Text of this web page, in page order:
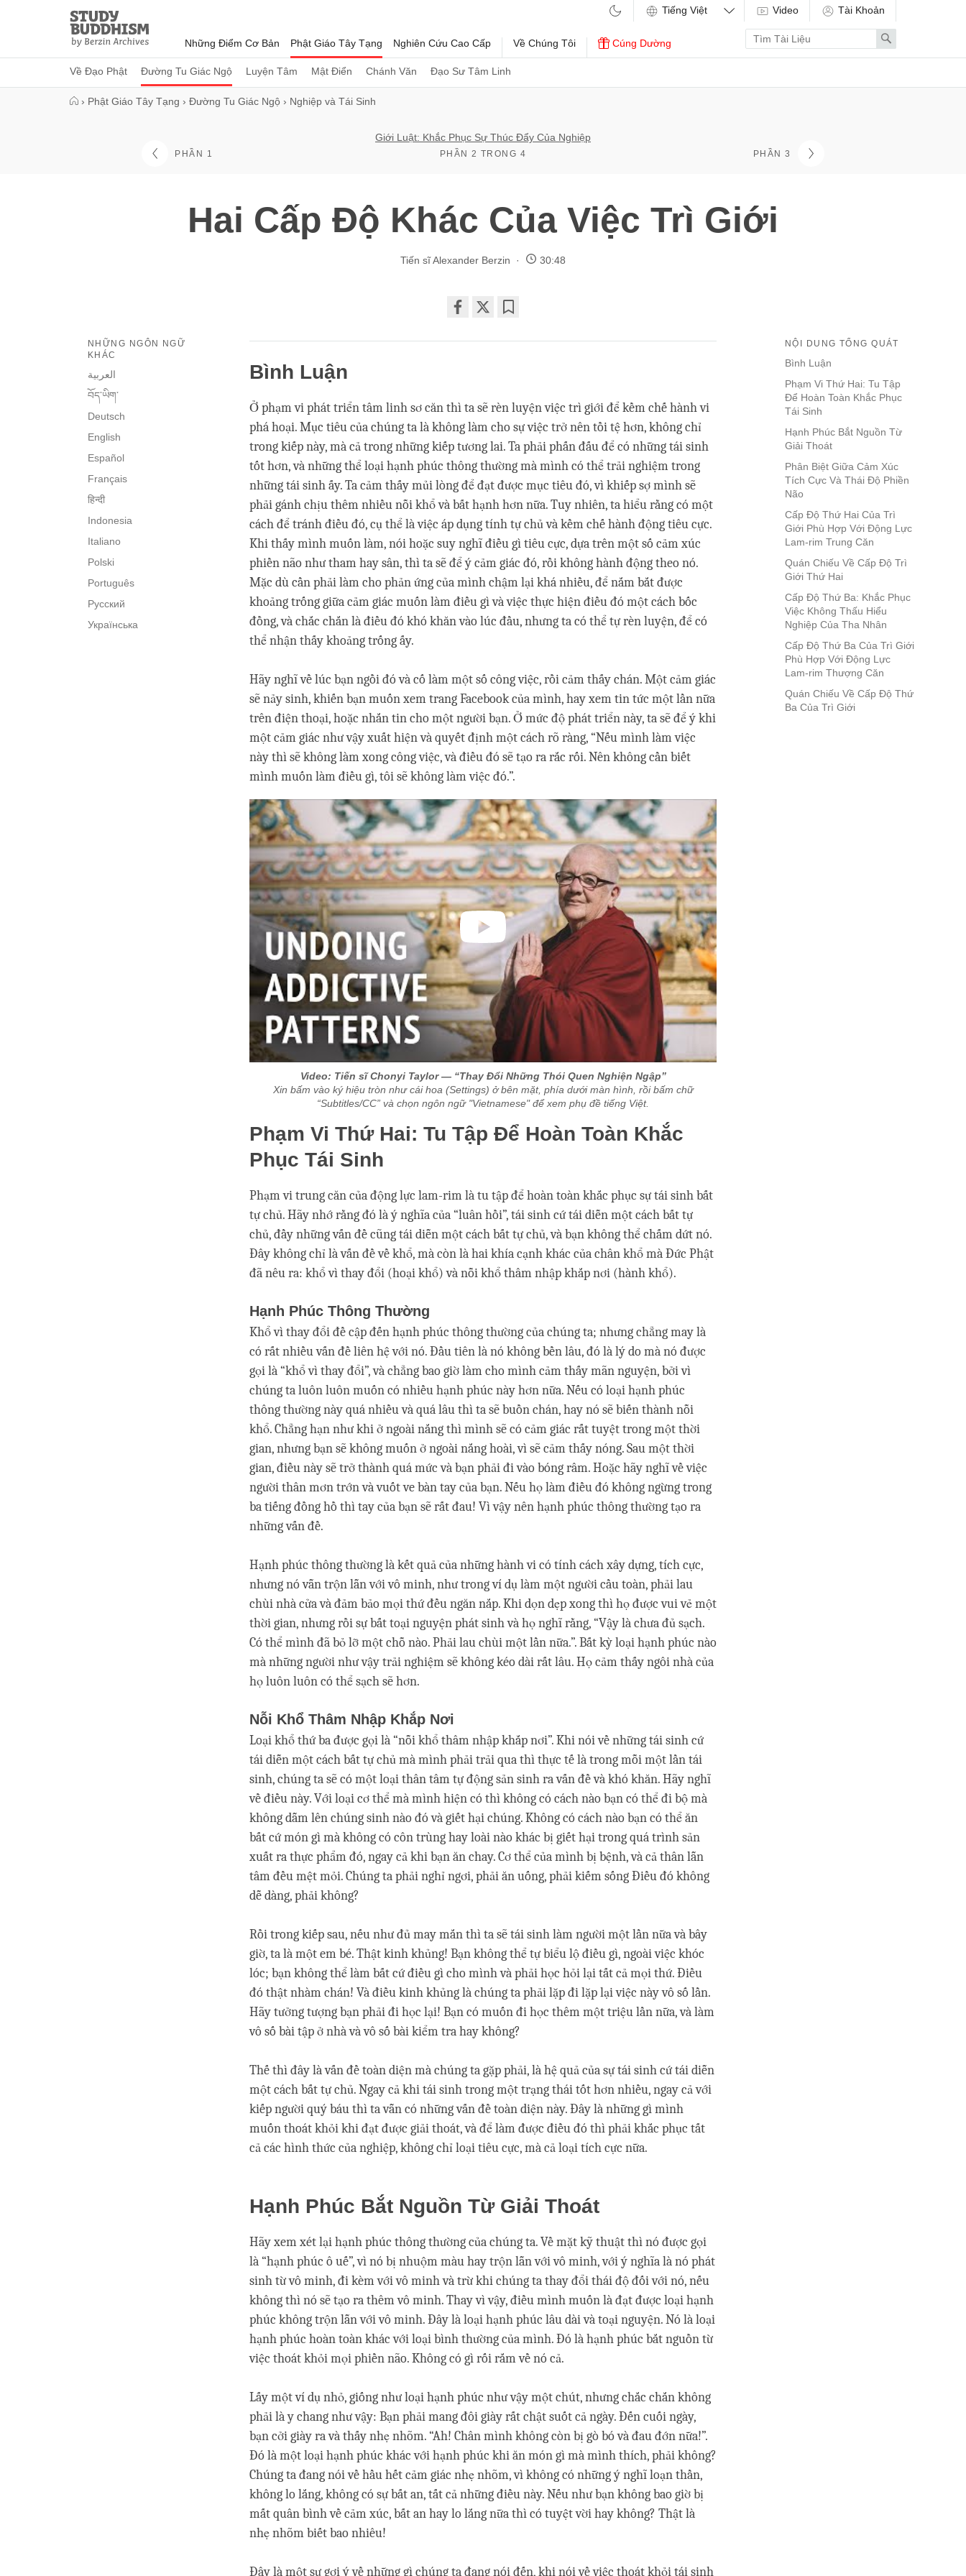
Study
Buddhism
Home
Những Điểm Cơ Bản Phật Giáo Tây Tạng
Về Đạo Phật Đường Tu Giác Ngộ Luyện Tâm Mật Điển Chánh Văn Đạo Sư Tâm Linh
Nghiên Cứu Cao Cấp Về Chúng Tôi Cúng Dường
Video Tài Khoản
Enter
search
term
Search
› Phật Giáo Tây Tạng › Đường Tu Giác Ngộ › Nghiệp và Tái Sinh
PHẦN 1
Giới Luật: Khắc Phục Sự Thúc Đẩy Của Nghiệp
PHẦN 2 TRONG 4 PHẦN 3
Hai Cấp Độ Khác Của Việc Trì Giới
Tiến sĩ Alexander Berzin 30:48
on
NỘI DUNG TỔNG QUÁT
Bình Luận
Phạm Vi Thứ Hai: Tu Tập
Để Hoàn Toàn Khắc Phục
Tái Sinh
Hạnh Phúc Bắt Nguồn Từ
Giải Thoát
Phân Biệt Giữa Cảm Xúc
Tích Cực Và Thái Độ Phiền
Não
Cấp Độ Thứ Hai Của Trì
Giới Phù Hợp Với Động Lực
Lam-rim Trung Căn
Quán Chiếu Về Cấp Độ Trì
Giới Thứ Hai
Cấp Độ Thứ Ba: Khắc Phục
Việc Không Thấu Hiểu
Nghiệp Của Tha Nhân
Cấp Độ Thứ Ba Của Trì Giới
Phù Hợp Với Động Lực
Lam-rim Thượng Căn
Quán Chiếu Về Cấp Độ Thứ
Ba Của Trì Giới
NHỮNG NGÔN NGỮ
KHÁC
العربية
བོད་ཡིག་
Deutsch
English
Español
Français
हिन्दी
Indonesia
Italiano
Polski
Português
Русский
Українська
Bình Luận
Ở phạm vi phát triển tâm linh sơ căn thì ta sẽ rèn luyện việc trì giới để kềm chế hành vi
phá hoại. Mục tiêu của chúng ta là không làm cho sự việc trở nên tồi tệ hơn, không chỉ
trong kiếp này, mà cả trong những kiếp tương lai. Ta phải phấn đấu để có những tái sinh
tốt hơn, và những thể loại hạnh phúc thông thường mà mình có thể trải nghiệm trong
những tái sinh ấy. Ta cảm thấy mủi lòng để đạt được mục tiêu đó, vì khiếp sợ mình sẽ
phải gánh chịu thêm nhiều nỗi khổ và bất hạnh hơn nữa. Tuy nhiên, ta hiểu rằng có một
cách để tránh điều đó, cụ thể là việc áp dụng tính tự chủ và kềm chế hành động tiêu cực.
Khi thấy mình muốn làm, nói hoặc suy nghĩ điều gì tiêu cực, dựa trên một số cảm xúc
phiền não như tham hay sân, thì ta sẽ để ý cảm giác đó, rồi không hành động theo nó.
Mặc dù cần phải làm cho phản ứng của mình chậm lại khá nhiều, để nắm bắt được
khoảng trống giữa cảm giác muốn làm điều gì và việc thực hiện điều đó một cách bốc
đồng, và chắc chắn là điều đó khó khăn vào lúc đầu, nhưng ta có thể tự rèn luyện, để có
thể nhận thấy khoảng trống ấy.
Hãy nghĩ về lúc bạn ngồi đó và cố làm một số công việc, rồi cảm thấy chán. Một cảm giác
sẽ nảy sinh, khiến bạn muốn xem trang Facebook của mình, hay xem tin tức một lần nữa
trên điện thoại, hoặc nhắn tin cho một người bạn. Ở mức độ phát triển này, ta sẽ để ý khi
một cảm giác như vậy xuất hiện và quyết định một cách rõ ràng, “Nếu mình làm việc
này thì sẽ không làm xong công việc, và điều đó sẽ tạo ra rắc rối. Nên không cần biết
mình muốn làm điều gì, tôi sẽ không làm việc đó.”.
Video: Tiến sĩ Chonyi Taylor — “Thay Đổi Những Thói Quen Nghiện Ngập”
Xin bấm vào ký hiệu tròn như cái hoa (Settings) ở bên mặt, phía dưới màn hình, rồi bấm chữ
“Subtitles/CC” và chọn ngôn ngữ "Vietnamese" để xem phụ đề tiếng Việt.
Phạm Vi Thứ Hai: Tu Tập Để Hoàn Toàn Khắc
Phục Tái Sinh
Phạm vi trung căn của động lực lam-rim là tu tập để hoàn toàn khắc phục sự tái sinh bất
tự chủ. Hãy nhớ rằng đó là ý nghĩa của “luân hồi”, tái sinh cứ tái diễn một cách bất tự
chủ, đầy những vấn đề cũng tái diễn một cách bất tự chủ, và bạn không thể chấm dứt nó.
Đây không chỉ là vấn đề về khổ, mà còn là hai khía cạnh khác của chân khổ mà Đức Phật
đã nêu ra: khổ vì thay đổi (hoại khổ) và nỗi khổ thâm nhập khắp nơi (hành khổ).
Hạnh Phúc Thông Thường
Khổ vì thay đổi đề cập đến hạnh phúc thông thường của chúng ta; nhưng chẳng may là
có rất nhiều vấn đề liên hệ với nó. Đầu tiên là nó không bền lâu, đó là lý do mà nó được
gọi là “khổ vì thay đổi”, và chẳng bao giờ làm cho mình cảm thấy mãn nguyện, bởi vì
chúng ta luôn luôn muốn có nhiều hạnh phúc này hơn nữa. Nếu có loại hạnh phúc
thông thường này quá nhiều và quá lâu thì ta sẽ buồn chán, hay nó sẽ biến thành nỗi
khổ. Chẳng hạn như khi ở ngoài nắng thì mình sẽ có cảm giác rất tuyệt trong một thời
gian, nhưng bạn sẽ không muốn ở ngoài nắng hoài, vì sẽ cảm thấy nóng. Sau một thời
gian, điều này sẽ trở thành quá mức và bạn phải đi vào bóng râm. Hoặc hãy nghĩ về việc
người thân mơn trớn và vuốt ve bàn tay của bạn. Nếu họ làm điều đó không ngừng trong
ba tiếng đồng hồ thì tay của bạn sẽ rất đau! Vì vậy nên hạnh phúc thông thường tạo ra
những vấn đề.
Hạnh phúc thông thường là kết quả của những hành vi có tính cách xây dựng, tích cực,
nhưng nó vẫn trộn lẫn với vô minh, như trong ví dụ làm một người cầu toàn, phải lau
chùi nhà cửa và đảm bảo mọi thứ đều ngăn nắp. Khi dọn dẹp xong thì họ được vui vẻ một
thời gian, nhưng rồi sự bất toại nguyện phát sinh và họ nghĩ rằng, “Vậy là chưa đủ sạch.
Có thể mình đã bỏ lỡ một chỗ nào. Phải lau chùi một lần nữa.”. Bất kỳ loại hạnh phúc nào
mà những người như vậy trải nghiệm sẽ không kéo dài rất lâu. Họ cảm thấy ngôi nhà của
họ luôn luôn có thể sạch sẽ hơn.
Nỗi Khổ Thâm Nhập Khắp Nơi
Loại khổ thứ ba được gọi là “nỗi khổ thâm nhập khắp nơi”. Khi nói về những tái sinh cứ
tái diễn một cách bất tự chủ mà mình phải trải qua thì thực tế là trong mỗi một lần tái
sinh, chúng ta sẽ có một loại thân tâm tự động sản sinh ra vấn đề và khó khăn. Hãy nghĩ
về điều này. Với loại cơ thể mà mình hiện có thì không có cách nào bạn có thể đi bộ mà
không dẫm lên chúng sinh nào đó và giết hại chúng. Không có cách nào bạn có thể ăn
bất cứ món gì mà không có côn trùng hay loài nào khác bị giết hại trong quá trình sản
xuất ra thực phẩm đó, ngay cả khi bạn ăn chay. Cơ thể của mình bị bệnh, và cả thân lẫn
tâm đều mệt mỏi. Chúng ta phải nghỉ ngơi, phải ăn uống, phải kiếm sống Điều đó không
dễ dàng, phải không?
Rồi trong kiếp sau, nếu như đủ may mắn thì ta sẽ tái sinh làm người một lần nữa và bây
giờ, ta là một em bé. Thật kinh khủng! Bạn không thể tự biểu lộ điều gì, ngoài việc khóc
lóc; bạn không thể làm bất cứ điều gì cho mình và phải học hỏi lại tất cả mọi thứ. Điều
đó thật nhàm chán! Và điều kinh khủng là chúng ta phải lặp đi lặp lại việc này vô số lần.
Hãy tưởng tượng bạn phải đi học lại! Bạn có muốn đi học thêm một triệu lần nữa, và làm
vô số bài tập ở nhà và vô số bài kiểm tra hay không?
Thế thì đây là vấn đề toàn diện mà chúng ta gặp phải, là hệ quả của sự tái sinh cứ tái diễn
một cách bất tự chủ. Ngay cả khi tái sinh trong một trạng thái tốt hơn nhiều, ngay cả với
kiếp người quý báu thì ta vẫn có những vấn đề toàn diện này. Đây là những gì mình
muốn thoát khỏi khi đạt được giải thoát, và để làm được điều đó thì phải khắc phục tất
cả các hình thức của nghiệp, không chỉ loại tiêu cực, mà cả loại tích cực nữa.
Hạnh Phúc Bắt Nguồn Từ Giải Thoát
Hãy xem xét lại hạnh phúc thông thường của chúng ta. Về mặt kỹ thuật thì nó được gọi
là “hạnh phúc ô uế”, vì nó bị nhuộm màu hay trộn lẫn với vô minh, với ý nghĩa là nó phát
sinh từ vô minh, đi kèm với vô minh và trừ khi chúng ta thay đổi thái độ đối với nó, nếu
không thì nó sẽ tạo ra thêm vô minh. Thay vì vậy, điều mình muốn là đạt được loại hạnh
phúc không trộn lẫn với vô minh. Đây là loại hạnh phúc lâu dài và toại nguyện. Nó là loại
hạnh phúc hoàn toàn khác với loại bình thường của mình. Đó là hạnh phúc bắt nguồn từ
việc thoát khỏi mọi phiền não. Không có gì rối rắm về nó cả.
Lấy một ví dụ nhỏ, giống như loại hạnh phúc như vậy một chút, nhưng chắc chắn không
phải là y chang như vậy: Bạn phải mang đôi giày rất chật suốt cả ngày. Đến cuối ngày,
bạn cởi giày ra và thấy nhẹ nhõm. “Ah! Chân mình không còn bị gò bó và đau đớn nữa!”.
Đó là một loại hạnh phúc khác với hạnh phúc khi ăn món gì mà mình thích, phải không?
Chúng ta đang nói về hầu hết cảm giác nhẹ nhõm, vì không có những ý nghĩ loạn thần,
không lo lắng, không có sự bất an, tất cả những điều này. Nếu như bạn không bao giờ bị
mất quân bình về cảm xúc, bất an hay lo lắng nữa thì có tuyệt vời hay không? Thật là
nhẹ nhõm biết bao nhiêu!
Đây là một sự gợi ý về những gì chúng ta đang nói đến, khi nói về việc thoát khỏi tái sinh